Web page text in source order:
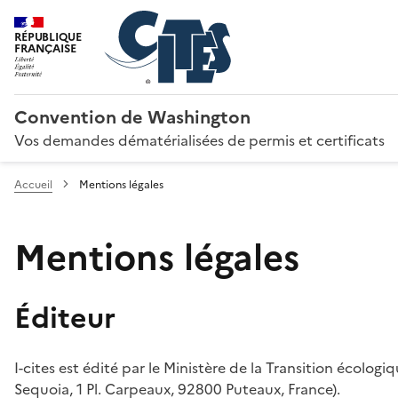
RÉPUBLIQUE
FRANÇAISE
Convention de Washington
Vos demandes dématérialisées de permis et certificats
Accueil Mentions légales
Mentions légales
Éditeur
I-cites est édité par le Ministère de la Transition
Sequoia, 1 Pl. Carpeaux, 92800 Puteaux, France).